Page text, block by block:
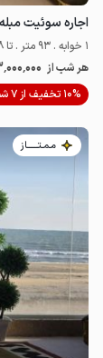
اجاره سوئیت
1 خوابه . 93 متر . تا 8 مهمان
هر شب از
10% تخفیف از 7 شب
مـمـتــــــاز